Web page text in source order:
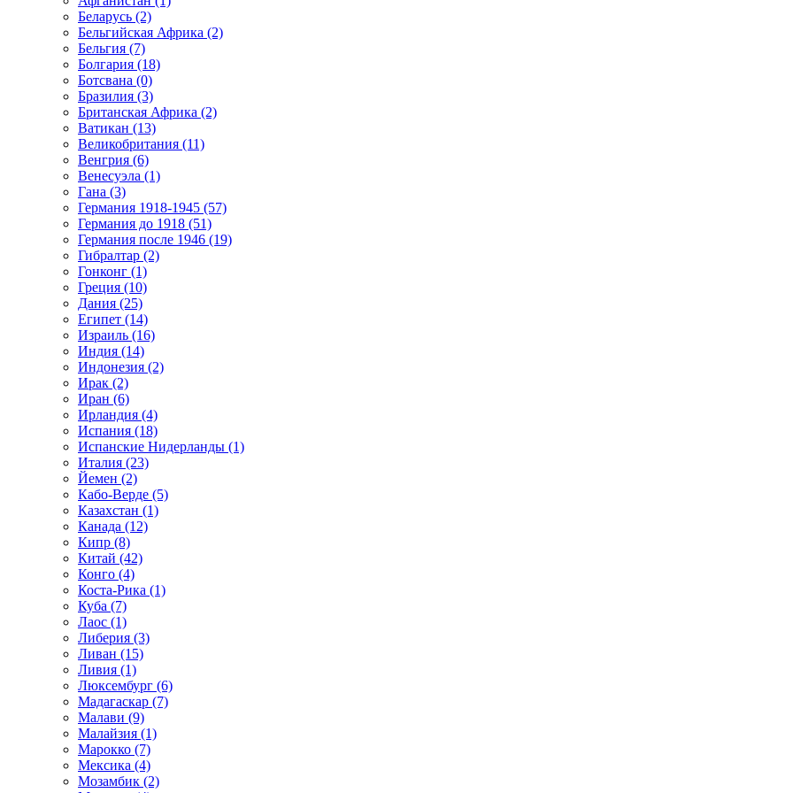
Беларусь (2)
Бельгийская Африка (2)
Бельгия (7)
Болгария (18)
Ботсвана (0)
Бразилия (3)
Британская Африка (2)
Ватикан (13)
Великобритания (11)
Венгрия (6)
Венесуэла (1)
Гана (3)
Германия 1918-1945 (57)
Германия до 1918 (51)
Германия после 1946 (19)
Гибралтар (2)
Гонконг (1)
Греция (10)
Дания (25)
Египет (14)
Израиль (16)
Индия (14)
Индонезия (2)
Ирак (2)
Иран (6)
Ирландия (4)
Испания (18)
Испанские Нидерланды (1)
Италия (23)
Йемен (2)
Кабо-Верде (5)
Казахстан (1)
Канада (12)
Кипр (8)
Китай (42)
Конго (4)
Коста-Рика (1)
Куба (7)
Лаос (1)
Либерия (3)
Ливан (15)
Ливия (1)
Люксембург (6)
Мадагаскар (7)
Малави (9)
Малайзия (1)
Марокко (7)
Мексика (4)
Мозамбик (2)